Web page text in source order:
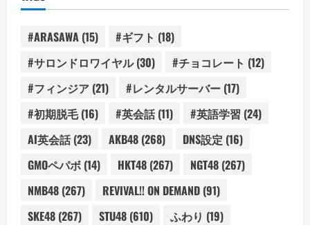
#ARASAWA (15) #ギフト (18)
#サロンドロワイヤル(30) #チョコレート (12)
#フィンジア (21) #レンタルサーバー (17)
#初期脱毛(16) #英会話(11) #英語学習 (24)
AI英会話(23) AKB48 (268) DNS設定 (16)
GMOペパボ (14) HKT48 (267) NGT48 (267)
NMB48 (267) REVIVAL!! ON DEMAND (91)
SKE48 (267) STU48 (610) ふわり (19)